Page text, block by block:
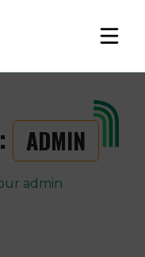
ADMIN
admin